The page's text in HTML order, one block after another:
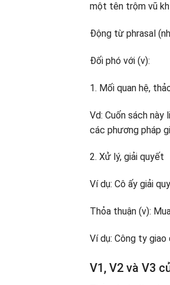
một tên trộm vũ
Động từ phrasal
Đối phó với (v):
1. Mối quan hệ,
Vd: Cuốn sách này
các phương pháp
2. Xử lý, giải quyết
Ví dụ: Cô ấy giải
Thỏa thuận (v):
Ví dụ: Công ty giao
V1, V2 và V3